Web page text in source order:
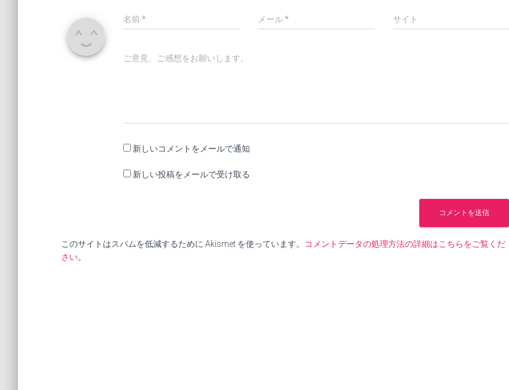
名前* メール* サイト
ご意見、ご感想をお願いします。
新しいコメントをメールで通知
新しい投稿をメールで受け取る
このサイトはスパムを低減するために Akismet を使っています。
コメントデータの処理方法の詳細はこちらをご覧くだ
さい。